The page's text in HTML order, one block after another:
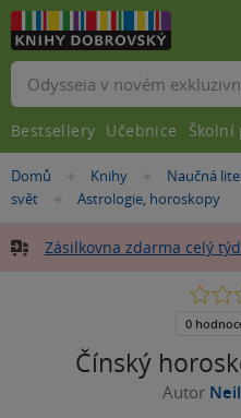
Nacházíte
se
Domů »Knihy »Naučná
svět
»Astrologie, horoskopy
Zásilkovna zdarma celý
Čínský
Autor
0.0
5
0
Vyhledávání
Bestsellery Učebnice Školní